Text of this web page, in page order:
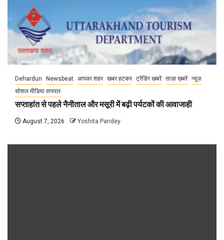
Dehardun Newsbeat आपका शहर खबर हटकर ट्रेंडिंग खबरें ताज़ा ख़बरें न्यूज़
सोशल मीडिया वायरल
सप्ताहांत से पहले नैनीताल और मसूरी में बढ़ी पर्यटकों की आवाजाही
August 7, 2026 Yoshita Pandey